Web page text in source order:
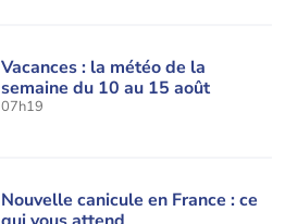
Vacances : la météo de la
semaine du 10 au 15 août
07h19
Nouvelle canicule en France : ce